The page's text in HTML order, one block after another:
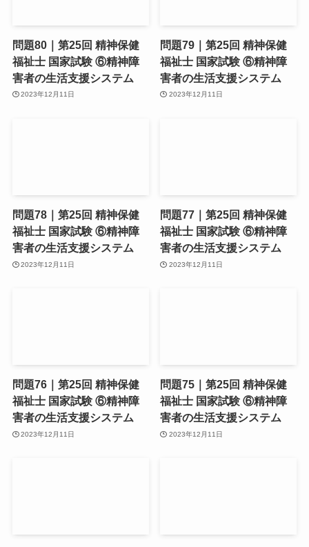
問題80｜第25回 精神保健
福祉士 国家試験 ⑥精神障
害者の生活支援システム
2023年12月11日
問題79｜第25回 精神保健
福祉士 国家試験 ⑥精神障
害者の生活支援システム
2023年12月11日
問題78｜第25回 精神保健
福祉士 国家試験 ⑥精神障
害者の生活支援システム
2023年12月11日
問題77｜第25回 精神保健
福祉士 国家試験 ⑥精神障
害者の生活支援システム
2023年12月11日
問題76｜第25回 精神保健
福祉士 国家試験 ⑥精神障
害者の生活支援システム
2023年12月11日
問題75｜第25回 精神保健
福祉士 国家試験 ⑥精神障
害者の生活支援システム
2023年12月11日